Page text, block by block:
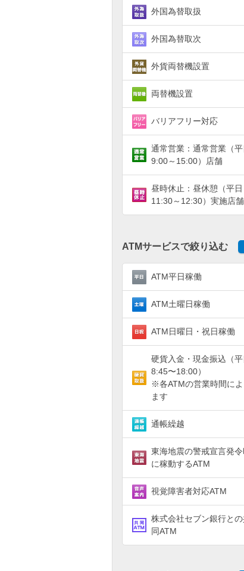
外国為替取扱
外国為替取次
外貨両替機設置
両替機設置
バリアフリー対応
通常営業：通常営業（平
9:00～15:00）店舗
昼時休止：昼休憩（平日
11:30～12:30）実施店舗
ATMサービスで絞り込む
ATM平日稼働
ATM土曜日稼働
ATM日曜日・祝日稼働
硬貨入金・現金振込（平
8:45〜18:00）
※各ATMの営業時間によ
ます
通帳繰越
東海地震の警戒宣言発
に稼動するATM
視覚障害者対応ATM
株式会社セブン銀行と
同ATM